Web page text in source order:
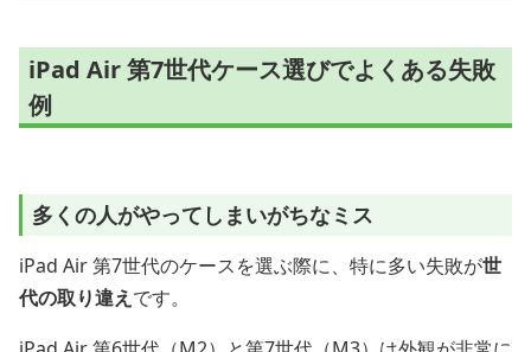
iPad Air 第7世代ケース選びでよくある失敗
例
多くの人がやってしまいがちなミス
iPad Air 第7世代のケースを選ぶ際に、特に多い失敗が世
代の取り違え です。